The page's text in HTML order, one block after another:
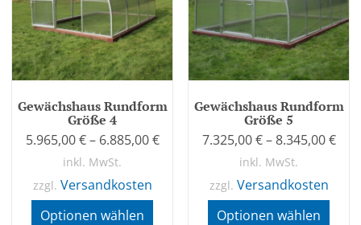
Gewächshaus Rundform
Größe 4
5.965,00€– 6.885,00€
inkl. MwSt.
zzgl. Versandkosten
Optionen wählen
Gewächshaus Rundform
Größe 5
7.325,00€–8.345,00€
inkl. MwSt.
zzgl. Versandkosten
Optionen wählen